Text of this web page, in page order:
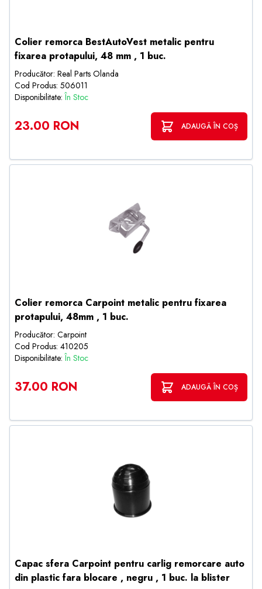
Colier remorca BestAutoVest metalic pentru
fixarea protapului, 48 mm , 1 buc.
Producător: Real Parts Olanda
Cod Produs: 506011
Disponibilitate:În Stoc
23.00 RON ADAUGĂ ÎN COȘ
Colier remorca Carpoint metalic pentru fixarea
protapului, 48mm , 1 buc.
Producător: Carpoint
Cod Produs: 410205
Disponibilitate:În Stoc
37.00 RON ADAUGĂ ÎN COȘ
Capac sfera Carpoint pentru carlig remorcare auto
din plastic fara blocare , negru , 1 buc. la blister